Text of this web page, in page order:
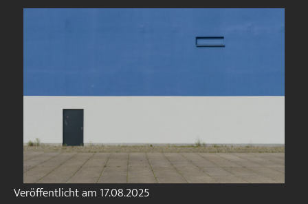
Veröffentlicht am 17.08.2025